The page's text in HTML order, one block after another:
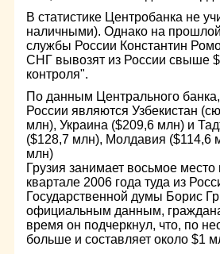
В статистике Центробанка не
наличными). Однако на
службы России Константин
СНГ вывозят из России свыше
контроля".
По данным Центрального
России являются Узбекистан
млн), Украина ($209,6 млн) и
($128,7 млн), Молдавия ($114,6
млн)
Грузия занимает восьмое
квартале 2006 года туда из
Государственной думы Борис
официальным данным,
время он подчеркнул, что, по
больше и составляет около $1